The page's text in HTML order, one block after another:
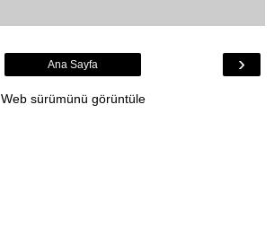
›
Ana Sayfa
Web sürümünü görüntüle